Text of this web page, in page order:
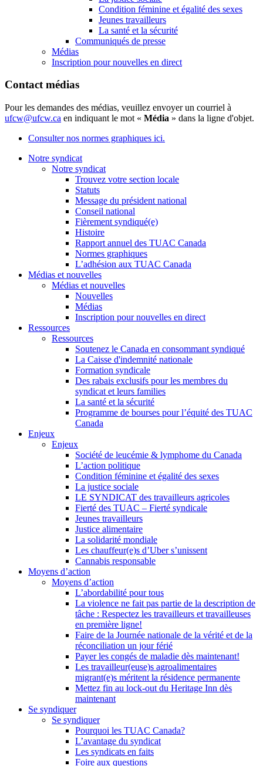
Condition féminine et égalité des sexes
Jeunes travailleurs
La santé et la sécurité
Communiqués de presse
Médias
Inscription pour nouvelles en direct
Contact médias
Pour les demandes des médias, veuillez envoyer un courriel à
ufcw@ufcw.ca en indiquant le mot « Média » dans la ligne d'objet.
Consulter nos normes graphiques ici.
Notre syndicat
Notre syndicat
Trouvez votre section locale
Statuts
Message du président national
Conseil national
Fièrement syndiqué(e)
Histoire
Rapport annuel des TUAC Canada
Normes graphiques
L’adhésion aux TUAC Canada
Médias et nouvelles
Médias et nouvelles
Nouvelles
Médias
Inscription pour nouvelles en direct
Ressources
Ressources
Soutenez le Canada en consommant syndiqué
La Caisse d'indemnité nationale
Formation syndicale
Des rabais exclusifs pour les membres du
syndicat et leurs families
La santé et la sécurité
Programme de bourses pour l’équité des TUAC
Canada
Enjeux
Enjeux
Société de leucémie & lymphome du Canada
L’action politique
Condition féminine et égalité des sexes
La justice sociale
LE SYNDICAT des travailleurs agricoles
Fierté des TUAC – Fierté syndicale
Jeunes travailleurs
Justice alimentaire
La solidarité mondiale
Les chauffeur(e)s d’Uber s’unissent
Cannabis responsable
Moyens d’action
Moyens d’action
L’abordabilité pour tous
La violence ne fait pas partie de la description de
tâche : Respectez les travailleurs et travailleuses
en première ligne!
Faire de la Journée nationale de la vérité et de la
réconciliation un jour férié
Payer les congés de maladie dès maintenant!
Les travailleur(euse)s agroalimentaires
migrant(e)s méritent la résidence permanente
Mettez fin au lock-out du Heritage Inn dès
maintenant
Se syndiquer
Se syndiquer
Pourquoi les TUAC Canada?
L’avantage du syndicat
Les syndicats en faits
Foire aux questions